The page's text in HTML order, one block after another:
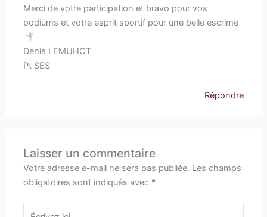
Merci de votre participation et bravo pour vos
podiums et votre esprit sportif pour une belle escrime
Denis LEMUHOT
Pt SES
Répondre
Laisser un commentaire
Votre adresse e-mail ne sera pas publiée. Les champs
obligatoires sont indiqués avec *